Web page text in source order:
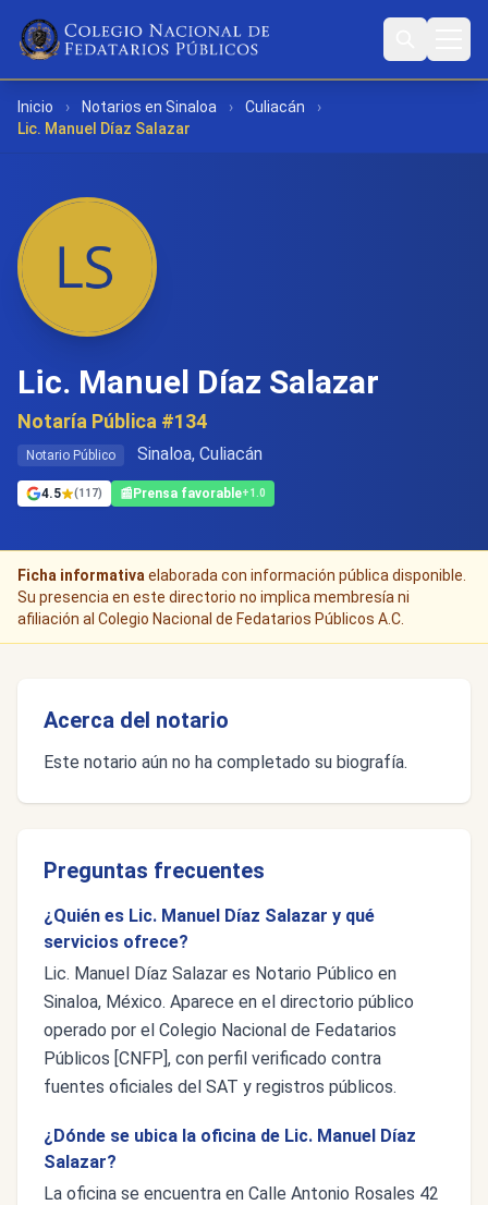
Inicio › Notarios en Sinaloa › Culiacán
›
Lic. Manuel Díaz Salazar
Lic. Manuel Díaz Salazar
Notaría Pública #134
Notario Público Sinaloa, Culiacán
4.5 (117) 📰 Prensa favorable+1.0
Ficha informativa elaborada con información pública disponible.
Su presencia en este directorio no implica membresía ni
afiliación al Colegio Nacional de Fedatarios Públicos A.C.
Acerca del notario
Este notario aún no ha completado su biografía.
Preguntas frecuentes
¿Quién es Lic. Manuel Díaz Salazar y qué
servicios ofrece?
Lic. Manuel Díaz Salazar es Notario Público en
Sinaloa, México. Aparece en el directorio público
operado por el Colegio Nacional de Fedatarios
Públicos [CNFP], con perfil verificado contra
fuentes oficiales del SAT y registros públicos.
¿Dónde se ubica la oficina de Lic. Manuel Díaz
Salazar?
La oficina se encuentra en Calle Antonio Rosales 42